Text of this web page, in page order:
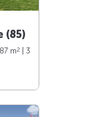
(85)
m2
| 3